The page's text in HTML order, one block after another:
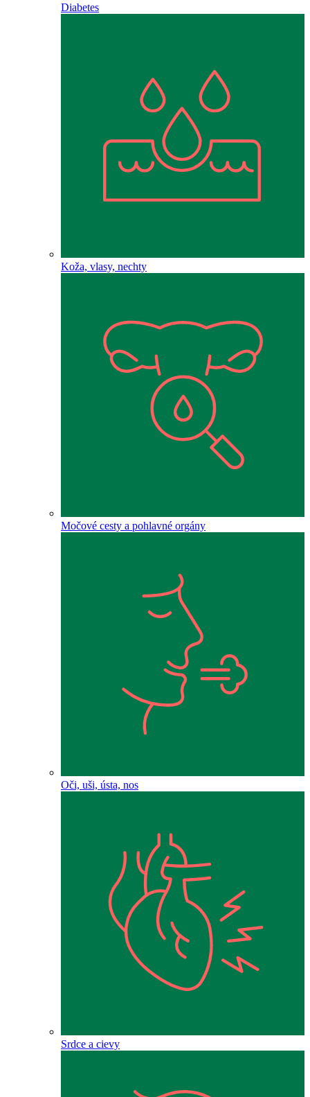
Diabetes
Koža, vlasy, nechty
Močové cesty a pohlavné orgány
Oči, uši, ústa, nos
Srdce a cievy